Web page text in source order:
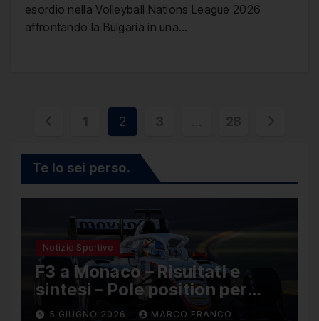
esordio nella Volleyball Nations League 2026
affrontando la Bulgaria in una…
Paginazione
degli
articoli
2
Te lo sei perso.
Notizie Sportive
F3 a Monaco – Risultati e
sintesi – Pole position per
Nael, Bruno del Pino ottavo
5 GIUGNO 2026 MARCO FRANCO